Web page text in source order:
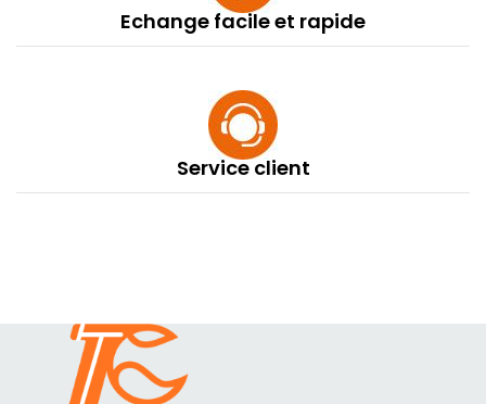
Echange facile et rapide
Service client